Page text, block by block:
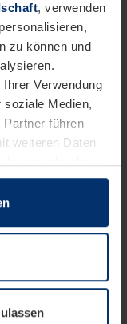
, verwenden
zu können und
Verwendung
soziale Medien,
Partner führen
weiteren Daten
gesammelt
unbedingt
Typen benötigen
Sie jederzeit
ändern oder